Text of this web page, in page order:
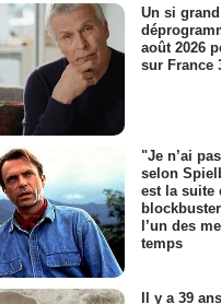
Un si grand
août 2026
sur France
"Je n’ai
selon
est la suite
l’un des
temps
Il y a 39